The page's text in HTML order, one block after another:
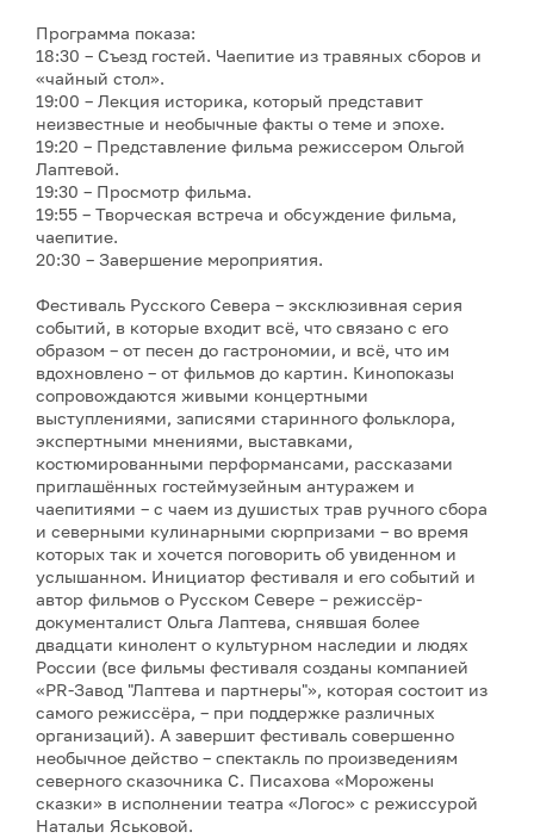
Программа показа:
18:30 – Съезд гостей. Чаепитие из травяных сборов и
«чайный стол».
19:00 – Лекция историка, который представит
неизвестные и необычные факты о теме и эпохе.
19:20 – Представление фильма режиссером Ольгой
Лаптевой.
19:30 – Просмотр фильма.
19:55 – Творческая встреча и обсуждение фильма,
чаепитие.
20:30 – Завершение мероприятия.
Фестиваль Русского Севера – эксклюзивная серия
событий, в которые входит всё, что связано с его
образом – от песен до гастрономии, и всё, что им
вдохновлено – от фильмов до картин. Кинопоказы
сопровождаются живыми концертными
выступлениями, записями старинного фольклора,
экспертными мнениями, выставками,
костюмированными перформансами, рассказами
приглашённых гостеймузейным антуражем и
чаепитиями – с чаем из душистых трав ручного сбора
и северными кулинарными сюрпризами – во время
которых так и хочется поговорить об увиденном и
услышанном. Инициатор фестиваля и его событий и
автор фильмов о Русском Севере – режиссёр-
документалист Ольга Лаптева, снявшая более
двадцати кинолент о культурном наследии и людях
России (все фильмы фестиваля созданы компанией
«PR-Завод "Лаптева и партнеры"», которая состоит из
самого режиссёра, – при поддержке различных
организаций). А завершит фестиваль совершенно
необычное действо – спектакль по произведениям
северного сказочника С. Писахова «Морожены
сказки» в исполнении театра «Логос» с режиссурой
Натальи Яськовой.